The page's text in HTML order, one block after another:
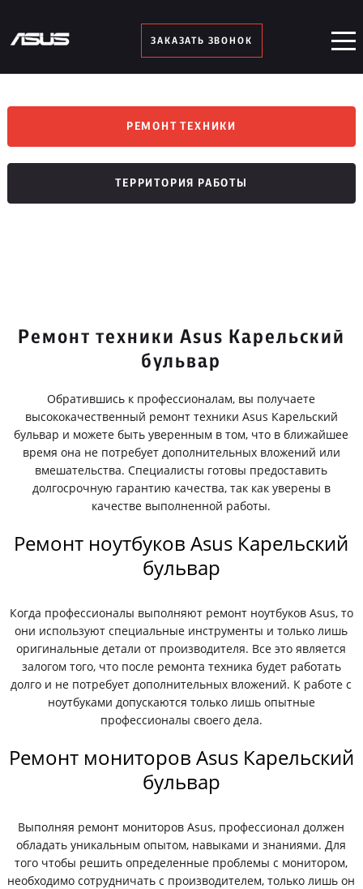
ЗАКАЗАТЬ ЗВОНОК
РЕМОНТ ТЕХНИКИ
ТЕРРИТОРИЯ РАБОТЫ
Ремонт техники Asus Карельский
бульвар
Обратившись к профессионалам, вы получаете
высококачественный ремонт техники Asus Карельский
бульвар и можете быть уверенным в том, что в ближайшее
время она не потребует дополнительных вложений или
вмешательства. Специалисты готовы предоставить
долгосрочную гарантию качества, так как уверены в
качестве выполненной работы.
Ремонт ноутбуков Asus Карельский
бульвар
Когда профессионалы выполняют ремонт ноутбуков Asus, то
они используют специальные инструменты и только лишь
оригинальные детали от производителя. Все это является
залогом того, что после ремонта техника будет работать
долго и не потребует дополнительных вложений. К работе с
ноутбуками допускаются только лишь опытные
профессионалы своего дела.
Ремонт мониторов Asus Карельский
бульвар
Выполняя ремонт мониторов Asus, профессионал должен
обладать уникальным опытом, навыками и знаниями. Для
того чтобы решить определенные проблемы с монитором,
необходимо сотрудничать с производителем, только лишь он